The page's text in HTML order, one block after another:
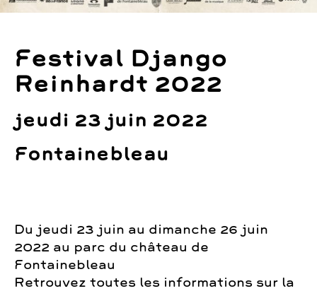
Festival Django
Reinhardt 2022
jeudi 23 juin 2022
Fontainebleau
Du jeudi 23 juin au dimanche 26 juin
2022 au parc du château de
Fontainebleau
Retrouvez toutes les informations sur la